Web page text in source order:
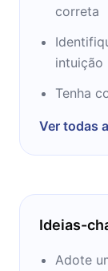
Medical
e CEO da
autora do
seu
Review
inúmeras
York
trabalhou
correta
intuição
Tenha
Ver todas
Ideias-
Adote